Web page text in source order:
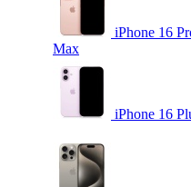
iPhone 16
Max
iPhone 16